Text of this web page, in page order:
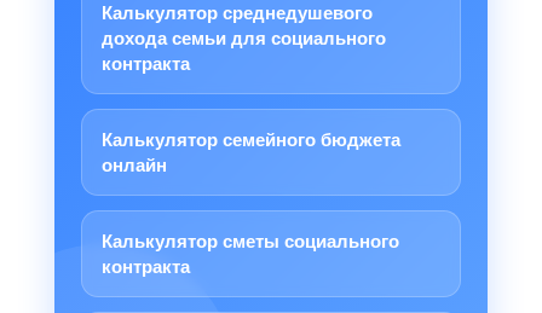
Калькулятор среднедушевого
дохода семьи для социального
контракта
Калькулятор семейного бюджета
онлайн
Калькулятор сметы социального
контракта